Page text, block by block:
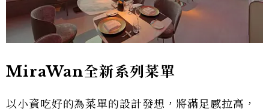
MiraWan全新系列菜單
以小資吃好的為菜單的設計發想，將滿足感拉高，